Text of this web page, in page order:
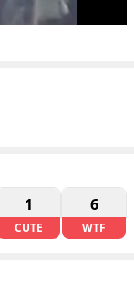
1
CUTE
6
WTF